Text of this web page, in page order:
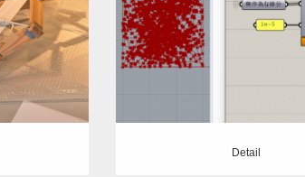
プロダクト
Category:Grasshopper 構
Detail
Detail